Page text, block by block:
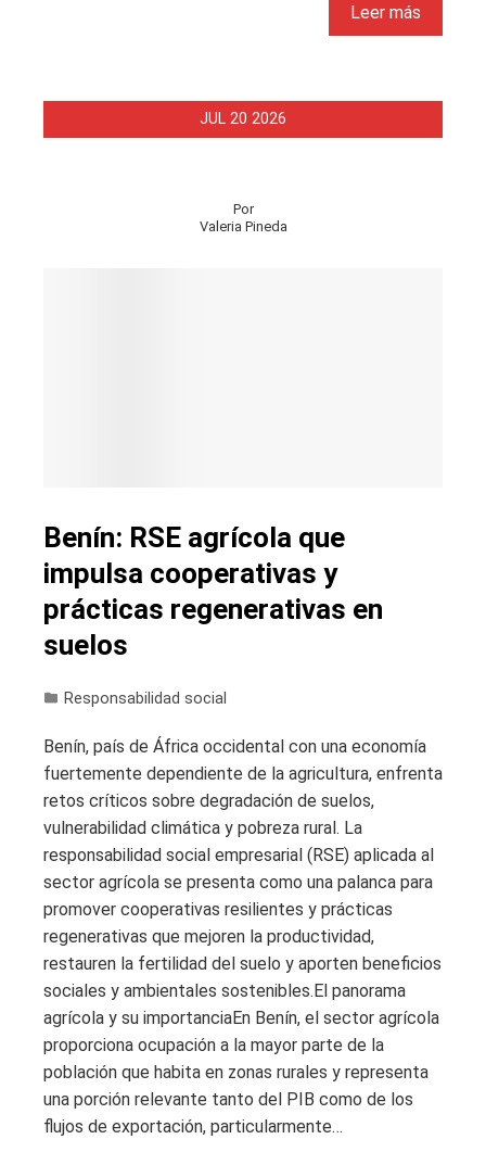
Leer más
JUL 20 2026
Por
Valeria Pineda
Benín: RSE agrícola que
impulsa cooperativas y
prácticas regenerativas en
suelos
Responsabilidad social
Benín, país de África occidental con una economía
fuertemente dependiente de la agricultura, enfrenta
retos críticos sobre degradación de suelos,
vulnerabilidad climática y pobreza rural. La
responsabilidad social empresarial (RSE) aplicada al
sector agrícola se presenta como una palanca para
promover cooperativas resilientes y prácticas
regenerativas que mejoren la productividad,
restauren la fertilidad del suelo y aporten beneficios
sociales y ambientales sostenibles.El panorama
agrícola y su importanciaEn Benín, el sector agrícola
proporciona ocupación a la mayor parte de la
población que habita en zonas rurales y representa
una porción relevante tanto del PIB como de los
flujos de exportación, particularmente…